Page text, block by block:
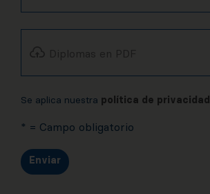
Se aplica nuestra política de privacidad
* = Campo obligatorio
Enviar